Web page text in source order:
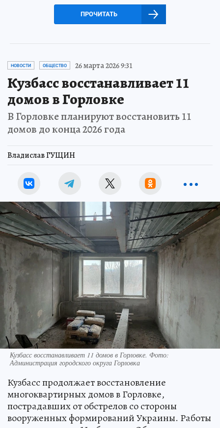
ПРОЧИТАТЬ
НОВОСТИ ОБЩЕСТВО 26 марта 2026 9:31
Кузбасс восстанавливает 11
домов в Горловке
В Горловке планируют восстановить 11
домов до конца 2026 года
Владислав ГУЩИН
Кузбасс восстанавливает 11 домов в Горловке. Фото:
Администрация городского округа Горловка
Кузбасс продолжает восстановление
многоквартирных домов в Горловке,
пострадавших от обстрелов со стороны
вооруженных формирований Украины. Работы